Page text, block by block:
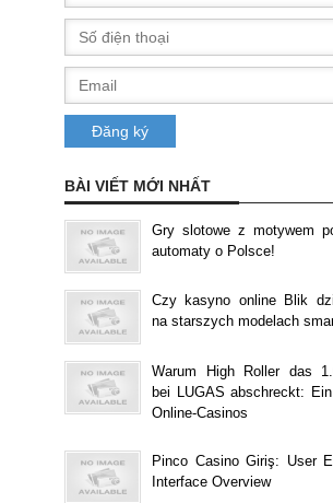
BÀI VIẾT MỚI NHẤT
Gry slotowe z motywem
automaty o Polsce!
Czy kasyno online Blik
na starszych modelach
Warum High Roller das
bei LUGAS abschreckt:
Online-Casinos
Pinco Casino Giriş: User
Interface Overview